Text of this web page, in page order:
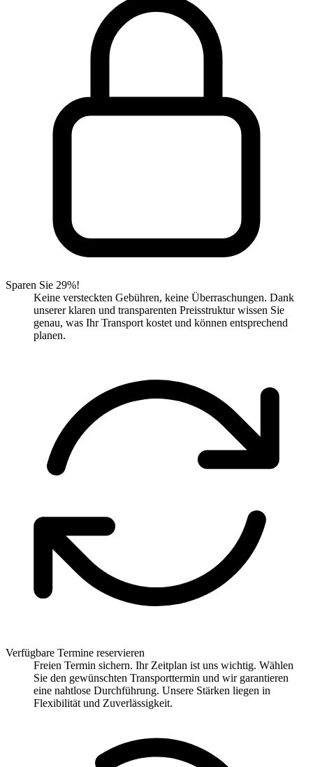
Sparen Sie 29%!
Keine versteckten Gebühren, keine Überraschungen. Dank
unserer klaren und transparenten Preisstruktur wissen Sie
genau, was Ihr Transport kostet und können entsprechend
planen.
Verfügbare Termine reservieren
Freien Termin sichern. Ihr Zeitplan ist uns wichtig. Wählen
Sie den gewünschten Transporttermin und wir garantieren
eine nahtlose Durchführung. Unsere Stärken liegen in
Flexibilität und Zuverlässigkeit.